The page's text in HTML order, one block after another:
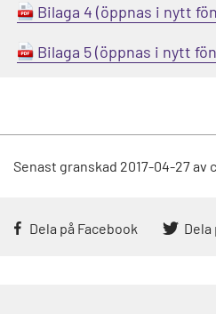
Bilaga 4
Bilaga 5
Senast granskad 2017-04-27av
Dela på Facebook